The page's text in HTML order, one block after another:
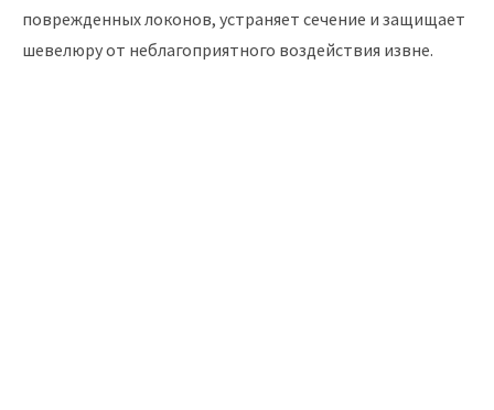
поврежденных локонов, устраняет сечение и защищает
шевелюру от неблагоприятного воздействия извне.